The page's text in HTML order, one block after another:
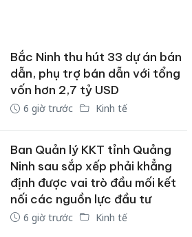
Bắc Ninh thu hút 33 dự án bán
dẫn, phụ trợ bán dẫn với tổng
vốn hơn 2,7 tỷ USD
6 giờ trước Kinh tế
Ban Quản lý KKT tỉnh Quảng
Ninh sau sắp xếp phải khẳng
định được vai trò đầu mối kết
nối các nguồn lực đầu tư
6 giờ trước Kinh tế